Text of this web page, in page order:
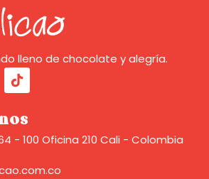
lleno de chocolate y alegría.
- 100 Oficina 210 Cali - Colombia